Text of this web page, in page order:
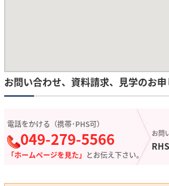
お問い合わせ、資料請求、見学のお
電話をかける（携帯･PHS可）
049-279-5566
「ホームページを見た」 とお伝え下さい。
お問